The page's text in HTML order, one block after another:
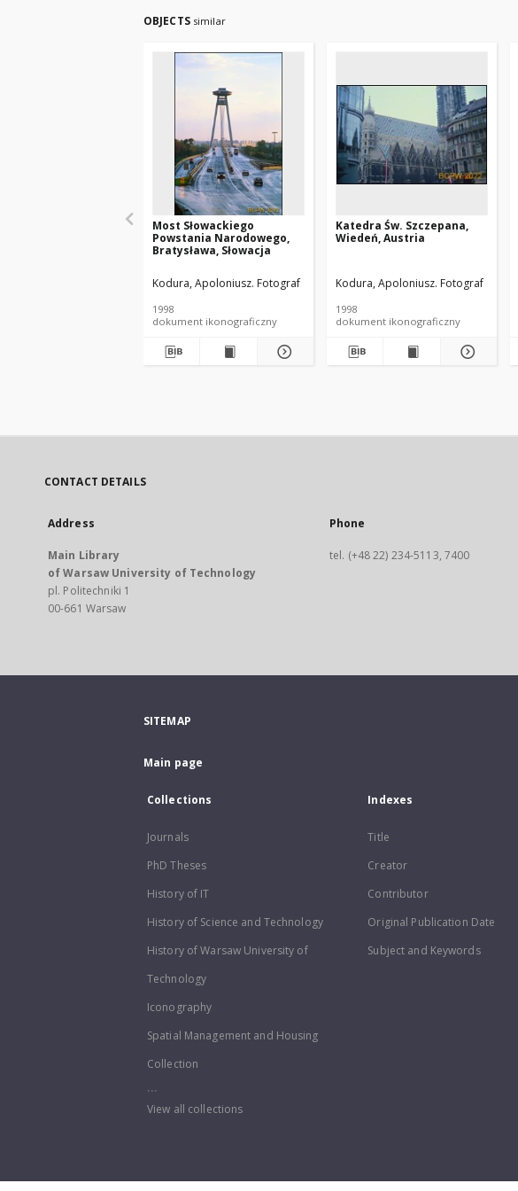
OBJECTS similar
Most Słowackiego
Powstania Narodowego,
Bratysława, Słowacja
Kodura, Apoloniusz. Fotograf
1998
dokument ikonograficzny
Katedra Św. Szczepana,
Wiedeń, Austria
Kodura, Apoloniusz. Fotograf
1998
dokument ikonograficzny
CONTACT DETAILS
Address
Main Library
of Warsaw University of Technology
pl. Politechniki 1
00-661 Warsaw
Phone
tel. (+48 22) 234-5113, 7400
SITEMAP
Main page
Collections
Journals
PhD Theses
History of IT
History of Science and Technology
History of Warsaw University of
Technology
Iconography
Spatial Management and Housing
Collection
...
View all collections
Indexes
Title
Creator
Contributor
Original Publication Date
Subject and Keywords